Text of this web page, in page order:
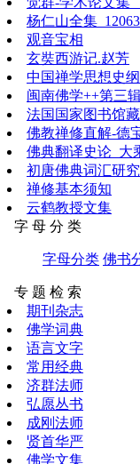
杨仁山全集
观音宝相
玄奘西游记.赵芳
中国禅学思想史纲
闽南佛学++第三
法国国家图书馆
佛教禅修直解-德
佛典翻译史论_大
初唐佛典词汇研究
禅修基本须知
云鹤教授文集
字 母 分 类
字母分类 佛书
专 题 检 索
期刊杂志
佛学词典
语言文字
常用经典
济群法师
弘愿丛书
成刚法师
贤首华严
佛学文集